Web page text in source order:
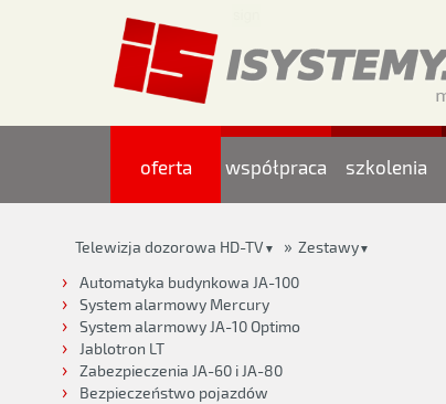
oferta współpraca szkolenia
Telewizja dozorowa HD-TV ▼ » Zestawy▼
Automatyka budynkowa JA-100
System alarmowy Mercury
System alarmowy JA-10 Optimo
Jablotron LT
Zabezpieczenia JA-60 i JA-80
Bezpieczeństwo pojazdów